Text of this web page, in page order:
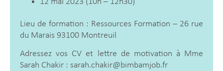
Lieu de formation : Ressources Formation – 26 rue
du Marais 93100 Montreuil
Adressez vos CV et lettre de motivation à Mme
Sarah Chakir : sarah.chakir@bimbamjob.fr